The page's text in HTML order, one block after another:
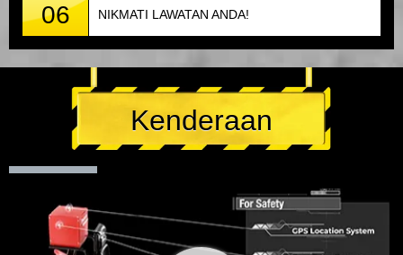
06 NIKMATI LAWATAN ANDA!
Kenderaan